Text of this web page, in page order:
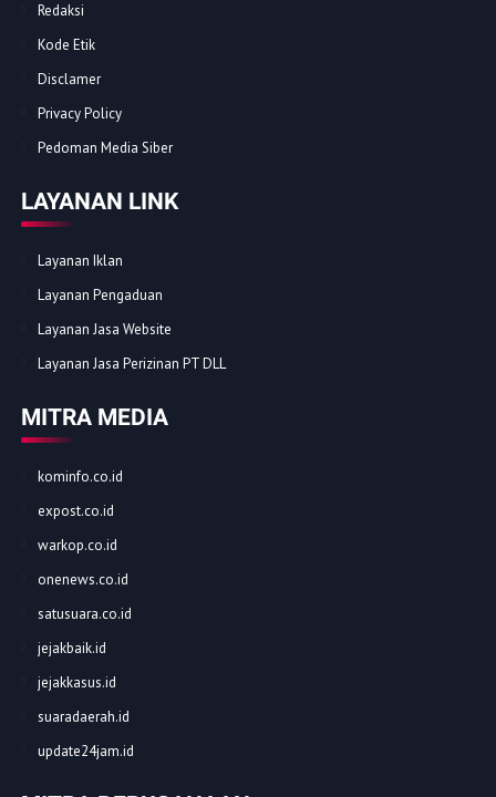
Redaksi
Kode Etik
Disclamer
Privacy Policy
Pedoman Media Siber
LAYANAN LINK
Layanan Iklan
Layanan Pengaduan
Layanan Jasa Website
Layanan Jasa Perizinan PT DLL
MITRA MEDIA
kominfo.co.id
expost.co.id
warkop.co.id
onenews.co.id
satusuara.co.id
jejakbaik.id
jejakkasus.id
suaradaerah.id
update24jam.id